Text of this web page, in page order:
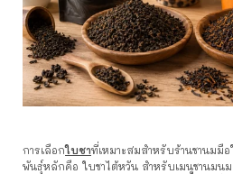
การเลือกใบชาที่เหมาะสมสำหรับร้านชานมมื
พันธุ์หลักคือ ใบชาไต้หวัน สำหรับเมนูชานมน